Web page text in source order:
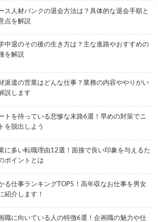
ス人材バンクの退会方法は？具体的な退会手順と
点を解説
中退のその後の生き方は？主な進路やおすすめの
を解説
派遣の営業はどんな仕事？業務の内容ややりがい
説します
トを待っている悲惨な末路6選！早めの対策でニ
を脱出しよう
に多い転職理由12選！面接で良い印象を与えるた
ポイントとは
る仕事ランキングTOP5！高年収なお仕事を男女
紹介します！
職に向いている人の特徴6選！企画職の魅力や仕